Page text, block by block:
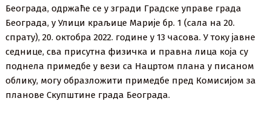
Београда, одржаће се у згради Градске управе града
Београда, у Улици краљице Марије бр. 1 (сала на 20.
спрату), 20. октобра 2022. године у 13 часова. У току јавне
седнице, сва присутна физичка и правна лица која су
поднела примедбе у вези са Нацртом плана у писаном
облику, могу образложити примедбе пред Комисијом за
планове Скупштине града Београда.